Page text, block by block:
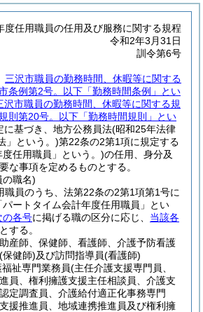
度任用職員の任用及び服務に関する規程
令和2年3月31日
訓令第6号
三沢市職員の勤務時間、休暇等に関する
条例第2号。以下「勤務時間条例」とい
沢市職員の勤務時間、休暇等に関する規
則第20号。以下「勤務時間規則」とい
に基づき、地方公務員法(昭和25年法律
」という。)第22条の2第1項に規定する
任用職員」という。)の任用、身分及
な事項を定めるものとする。
の職名)
職員のうち、法第22条の2第1項第1号に
パートタイム会計年度任用職員」とい
の各号に掲げる職の区分に応じ、 当該各
する。
産師、保健師、看護師、介護予防看護
(保健師)及び訪問指導員(看護師)
祉専門業務員(主任介護支援専門員、
員、権利擁護支援主任相談員、介護支
定調査員、介護給付適正化事務専門
援推進員、地域連携推進員及び権利擁